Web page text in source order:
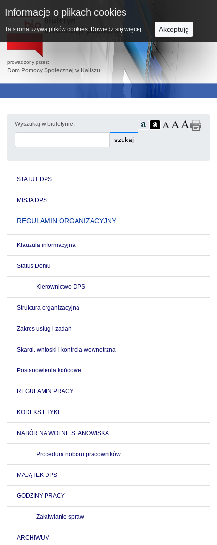
prowadzony przez:
Dom Pomocy Społecznej w Kaliszu
Wyszukaj w biuletynie:
szukaj
STATUT DPS
MISJA DPS
REGULAMIN ORGANIZACYJNY
Klauzula informacyjna
Status Domu
Kierownictwo DPS
Struktura organizacyjna
Zakres usług i zadań
Skargi, wnioski i kontrola wewnetrzna
Postanowienia końcowe
REGULAMIN PRACY
KODEKS ETYKI
NABÓR NA WOLNE STANOWISKA
Procedura noboru pracowników
MAJĄTEK DPS
GODZINY PRACY
Załatwianie spraw
ARCHIWUM
Informacje o plikach cookies
Ta strona używa plików cookies. Dowiedz się więcej... Akceptuję